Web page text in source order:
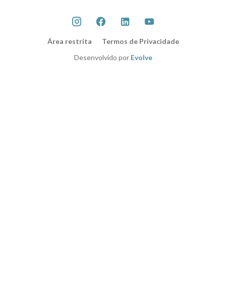
Área restrita
Termos de Privacidade
Desenvolvido por Evolve